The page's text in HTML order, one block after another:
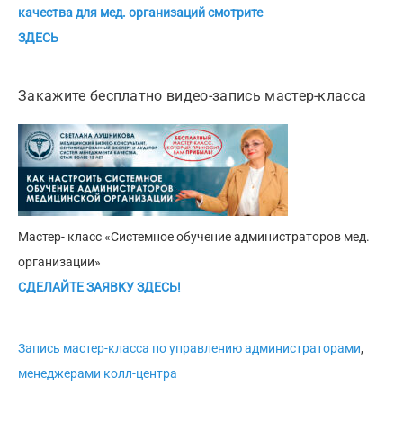
качества для мед. организаций смотрите
ЗДЕСЬ
Закажите бесплатно видео-запись мастер-класса
Мастер- класс «Системное обучение администраторов мед.
организации»
СДЕЛАЙТЕ ЗАЯВКУ ЗДЕСЬ!
Запись мастер-класса по управлению администраторами,
менеджерами колл-центра